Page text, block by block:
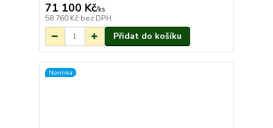
71 100 Kč/ks
58 760 Kč bez DPH
Přidat do košíku
Novinka